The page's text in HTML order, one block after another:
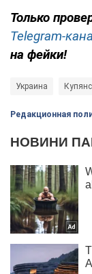
Только
Telegram-
на фейки!
Украина
Редакционная